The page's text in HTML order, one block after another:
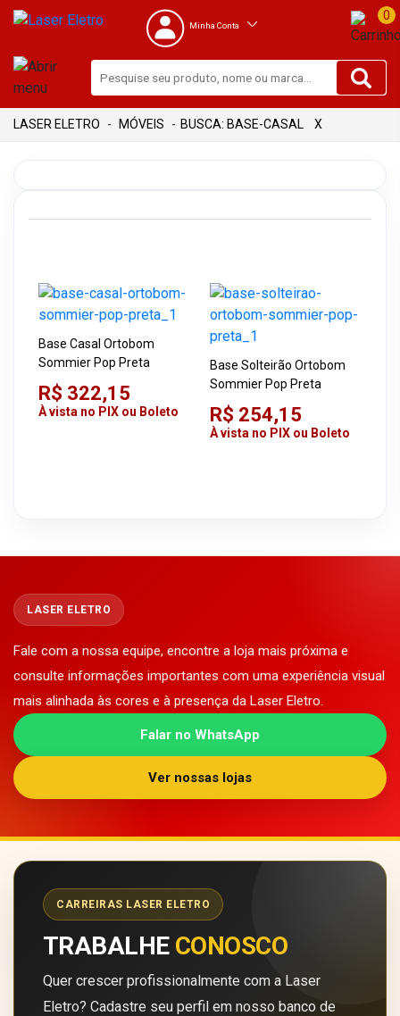
Minha Conta
0
MÓVEIS BUSCA: BASE-CASAL X
Base Casal Ortobom
Sommier Pop Preta
R$ 322,15
À vista no PIX ou Boleto
Base Solteirão Ortobom
Sommier Pop Preta
R$ 254,15
À vista no PIX ou Boleto
LASER ELETRO
Fale com a nossa equipe, encontre a loja mais próxima e
consulte informações importantes com uma experiência visual
mais alinhada às cores e à presença da Laser Eletro.
Falar no WhatsApp
Ver nossas lojas
CARREIRAS LASER ELETRO
TRABALHE CONOSCO
Quer crescer profissionalmente com a Laser
Eletro? Cadastre seu perfil em nosso banco de